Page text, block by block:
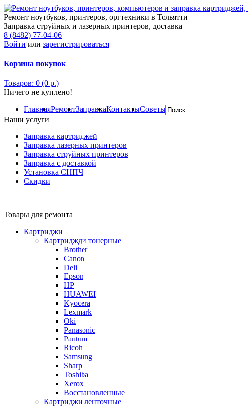
Ремонт ноутбуков, принтеров, оргтехники в Тольятти
Заправка струйных и лазерных принтеров, доставка
8 (8482) 77-04-06
Войти или зарегистрироваться
Корзина покупок
Товаров: 0 (0 р.)
Ничего не куплено!
ГлавнаяРемонтЗаправкаКонтактыСоветы
Наши услуги
Заправка картриджей
Заправка лазерных принтеров
Заправка струйных принтеров
Заправка с доставкой
Установка СНПЧ
Скидки
Товары для ремонта
Картриджи
Картриджди тонерные
Brother
Canon
Deli
Epson
HP
HUAWEI
Kyocera
Lexmark
Oki
Panasonic
Pantum
Ricoh
Samsung
Sharp
Toshiba
Xerox
Восстановленные
Картриджи ленточные